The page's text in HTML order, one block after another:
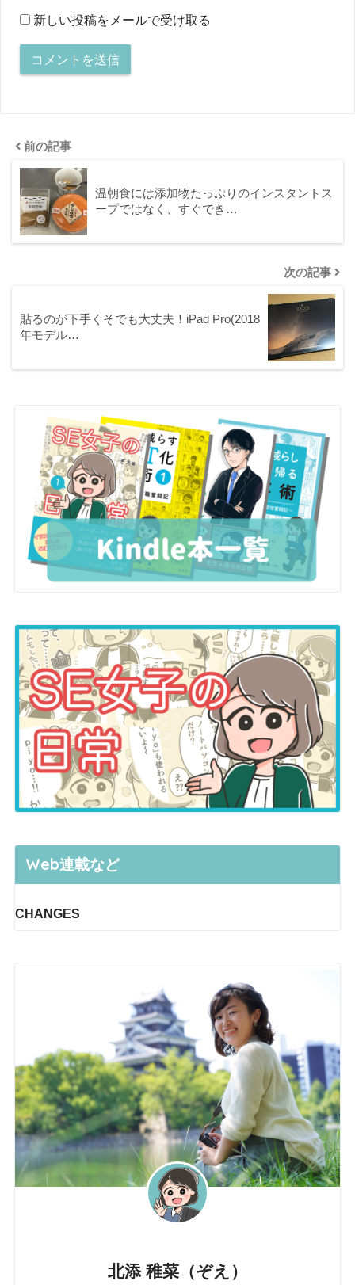
新しい投稿をメールで受け取る
前の記事
温朝食には添加物たっぷりのインスタントス
ープではなく、すぐでき…
次の記事
貼るのが下手くそでも大丈夫！iPad Pro(2018
年モデル…
Web連載など
CHANGES
北添 稚菜（ぞえ）